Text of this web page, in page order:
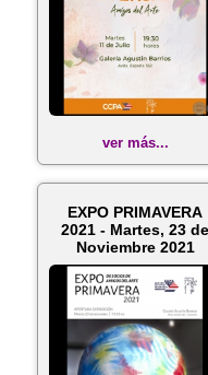
ver más...
EXPO PRIMAVERA
2021 - Martes, 23 de
Noviembre 2021